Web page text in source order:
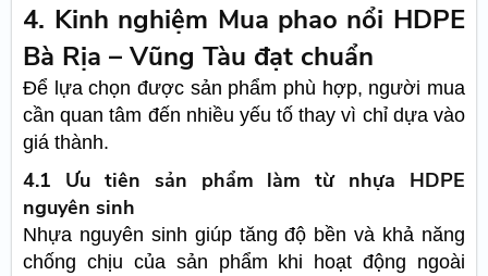
4. Kinh nghiệm Mua phao nổi HDPE
Bà Rịa – Vũng Tàu đạt chuẩn
Để lựa chọn được sản phẩm phù hợp, người mua
cần quan tâm đến nhiều yếu tố thay vì chỉ dựa vào
giá thành.
4.1 Ưu tiên sản phẩm làm từ nhựa HDPE
nguyên sinh
Nhựa nguyên sinh giúp tăng độ bền và khả năng
chống chịu của sản phẩm khi hoạt động ngoài